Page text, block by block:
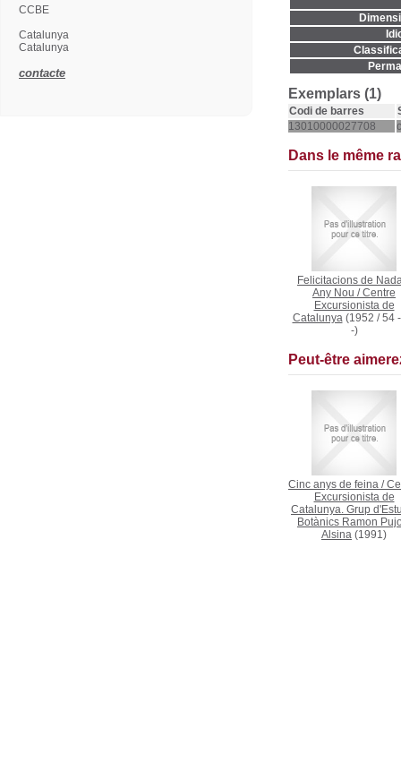
Exemplars (1)
Codi de barres
13010000027708
Dans le même
Felicitacions de
Any Nou /Centre
Excursionista de
Catalunya(1952 / 54
-)
Peut-être
Cinc anys de feina /
Excursionista de
Catalunya. Grup
Botànics Ramon
Alsina (1991)
CCBE
Catalunya
Catalunya
contacte